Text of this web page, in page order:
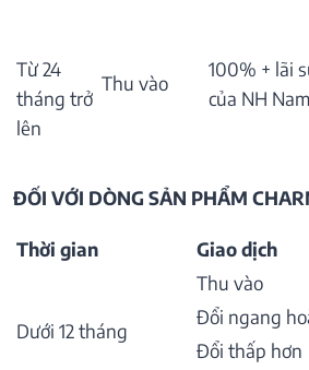
Từ 24
tháng trở
lên
Thu vào
100% + lãi
của NH
ĐỐI VỚI DÒNG SẢN PHẨM
Thời gian Giao dịch
Dưới 12 tháng
Thu vào
Đổi ngang
Đổi thấp hơn